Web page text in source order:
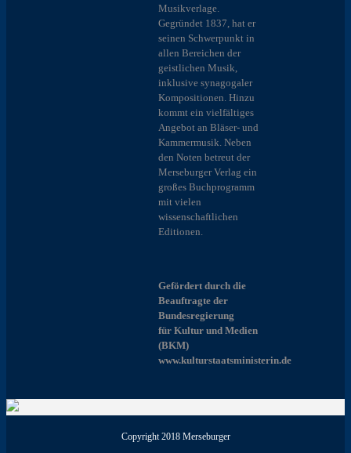
Musikverlage.
Gegründet 1837, hat er
seinen Schwerpunkt in
allen Bereichen der
geistlichen Musik,
inklusive synagogaler
Kompositionen. Hinzu
kommt ein vielfältiges
Angebot an Bläser- und
Kammermusik. Neben
den Noten betreut der
Merseburger Verlag ein
großes Buchprogramm
mit vielen
wissenschaftlichen
Editionen.
Gefördert durch die
Beauftragte der
Bundesregierung
für Kultur und Medien
(BKM)
www.kulturstaatsministerin.de
Copyright 2018 Merseburger